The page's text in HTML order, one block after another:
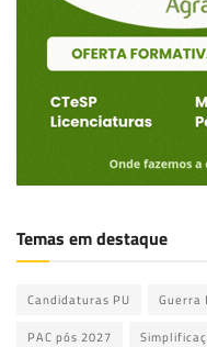
Temas em destaque
Candidaturas PU Guerra
PAC pós 2027